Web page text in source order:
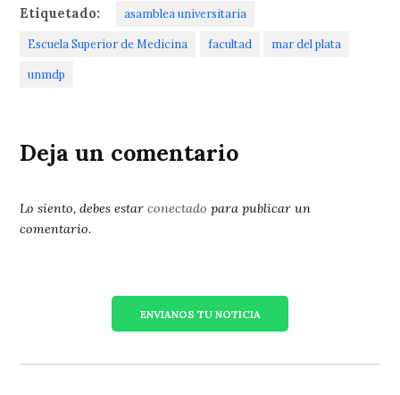
Etiquetado: asamblea universitaria
Escuela Superior de Medicina facultad mar del plata
unmdp
Deja un comentario
Lo siento, debes estarconectado para publicar un
comentario.
ENVIANOS TU NOTICIA